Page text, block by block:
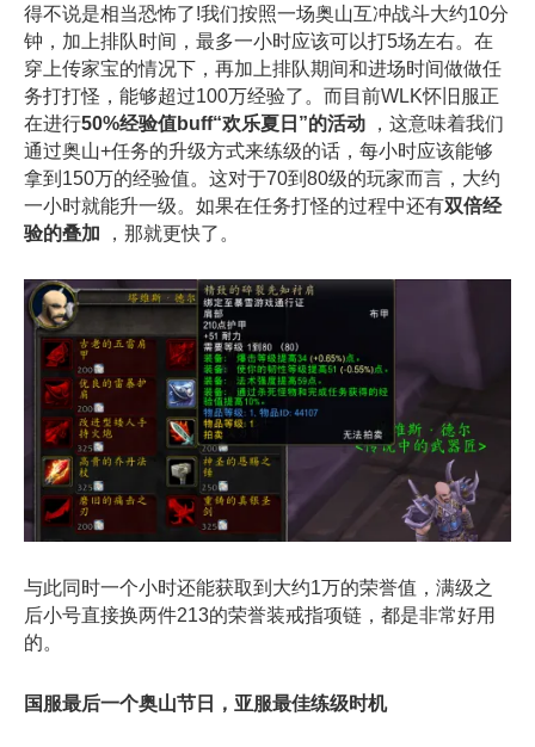
得不说是相当恐怖了!我们按照一场奥山互冲战斗大约10分
钟，加上排队时间，最多一小时应该可以打5场左右。在
穿上传家宝的情况下，再加上排队期间和进场时间做做任
务打打怪，能够超过100万经验了。而目前WLK怀旧服正
在进行50%经验值buff“欢乐夏日”的活动 ，这意味着我们
通过奥山+任务的升级方式来练级的话，每小时应该能够
拿到150万的经验值。这对于70到80级的玩家而言，大约
一小时就能升一级。如果在任务打怪的过程中还有双倍经
验的叠加 ，那就更快了。
与此同时一个小时还能获取到大约1万的荣誉值，满级之
后小号直接换两件213的荣誉装戒指项链，都是非常好用
的。
国服最后一个奥山节日，亚服最佳练级时机